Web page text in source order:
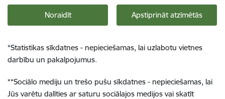
Noraidīt Apstiprināt atzīmētās
*Statistikas sīkdatnes - nepieciešamas, lai uzlabotu vietnes
darbību un pakalpojumus.
**Sociālo mediju un trešo pušu sīkdatnes - nepieciešamas, lai
Jūs varētu dalīties ar saturu sociālajos medijos vai skatīt